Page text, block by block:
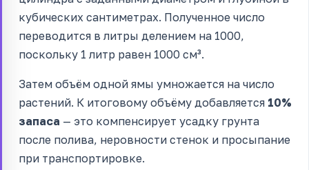
кубических сантиметрах. Полученное число
переводится в литры делением на 1000,
поскольку 1 литр равен 1000 см³.
Затем объём одной ямы умножается на число
растений. К итоговому объёму добавляется 10%
запаса — это компенсирует усадку грунта
после полива, неровности стенок и просыпание
при транспортировке.